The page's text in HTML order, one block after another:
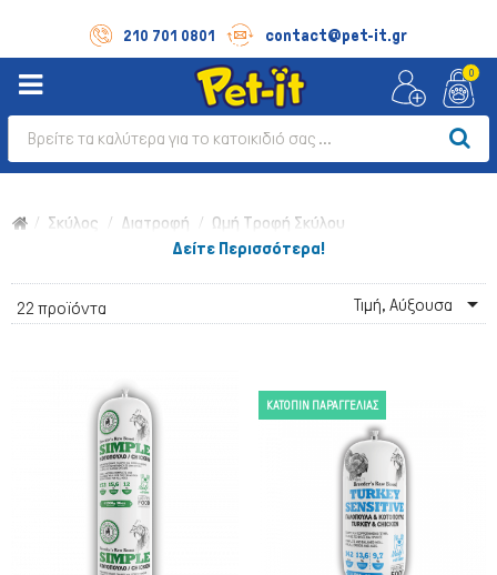
210 701 0801 contact@pet-it.gr
0
Σκύλος Διατροφή
Ωμή Τροφή Σκύλου
Δείτε Περισσότερα!
22 προϊόντα Τιμή, Αύξουσα 
ΚΑΤΌΠΙΝ ΠΑΡΑΓΓΕΛΊΑΣ